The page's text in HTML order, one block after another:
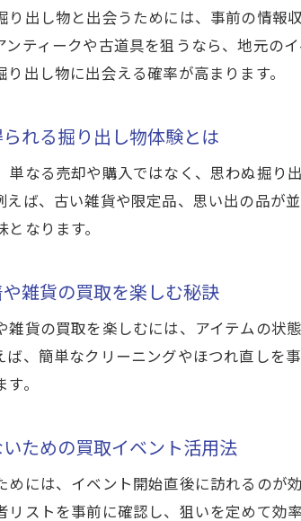
2025年の買取
北杜市イベントを
買取イベント
地元イベント
北杜市買取イ
買取イベント
り出し物と出会うためには、事前の情報
ンティークや古道具を狙うなら、地元の
出し物に出会える確率が高まります。
れる掘り出し物体験とは
単なる売却や購入ではなく、思わぬ掘
えば、古い雑貨や限定品、思い出の品が
なります。
雑貨の買取を楽しむ秘訣
雑貨の買取を楽しむには、アイテムの状
ば、簡単なクリーニングやほつれ直し
。
ための買取イベント活用法
めには、イベント開始直後に訪れるのが
リストを事前に確認し、狙いを定めて効